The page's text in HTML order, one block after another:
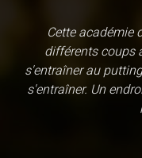
L'Academy de
une école, en fait
évidemment un
un sur herbe, des
Vous y avez pensé,